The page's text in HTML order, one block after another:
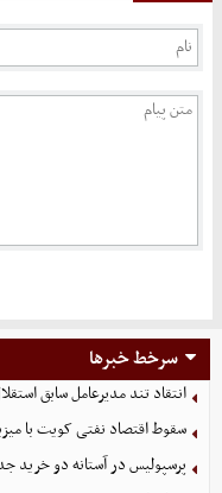
سرخط خبرها
انتقاد تند مدیرعامل سابق
سقوط اقتصاد نفتی کویت با
پرسپولیس در آستانه دو خرید